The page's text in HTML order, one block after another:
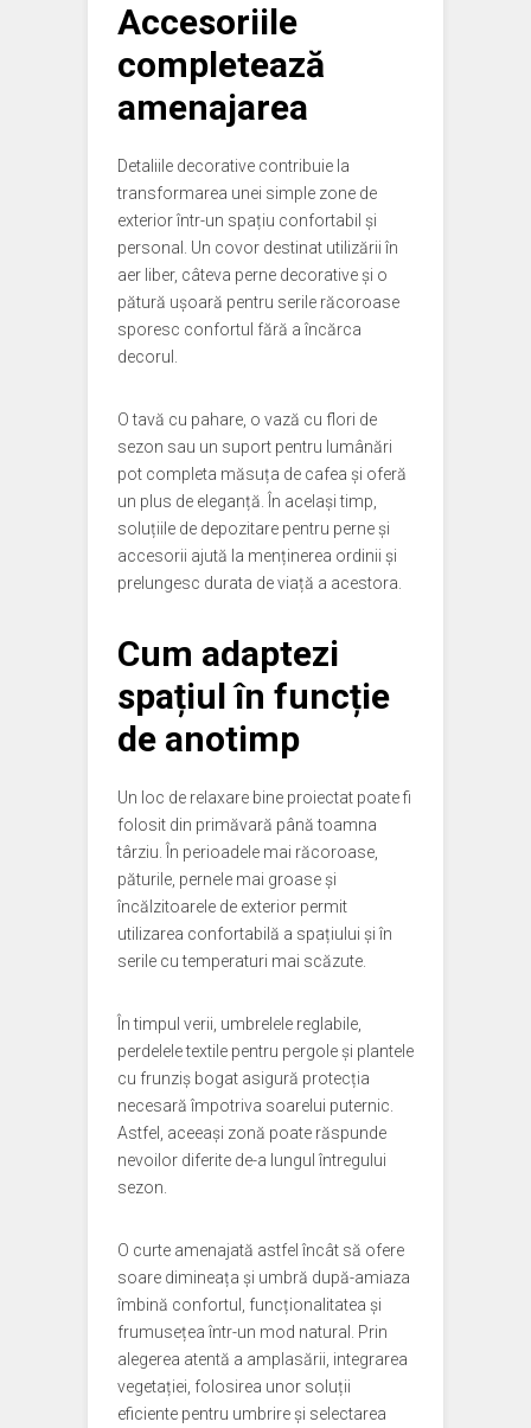
Accesoriile
completează
amenajarea
Detaliile decorative contribuie la
transformarea unei simple zone de
exterior într-un spațiu confortabil și
personal. Un covor destinat utilizării în
aer liber, câteva perne decorative și o
pătură ușoară pentru serile răcoroase
sporesc confortul fără a încărca
decorul.
O tavă cu pahare, o vază cu flori de
sezon sau un suport pentru lumânări
pot completa măsuța de cafea și oferă
un plus de eleganță. În același timp,
soluțiile de depozitare pentru perne și
accesorii ajută la menținerea ordinii și
prelungesc durata de viață a acestora.
Cum adaptezi
spațiul în funcție
de anotimp
Un loc de relaxare bine proiectat poate fi
folosit din primăvară până toamna
târziu. În perioadele mai răcoroase,
păturile, pernele mai groase și
încălzitoarele de exterior permit
utilizarea confortabilă a spațiului și în
serile cu temperaturi mai scăzute.
În timpul verii, umbrelele reglabile,
perdelele textile pentru pergole și plantele
cu frunziș bogat asigură protecția
necesară împotriva soarelui puternic.
Astfel, aceeași zonă poate răspunde
nevoilor diferite de-a lungul întregului
sezon.
O curte amenajată astfel încât să ofere
soare dimineața și umbră după-amiaza
îmbină confortul, funcționalitatea și
frumusețea într-un mod natural. Prin
alegerea atentă a amplasării, integrarea
vegetației, folosirea unor soluții
eficiente pentru umbrire și selectarea